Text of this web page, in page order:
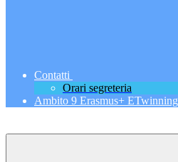
Contatti
Orari segreteria
Ambito 9 Erasmus+ ETwinning